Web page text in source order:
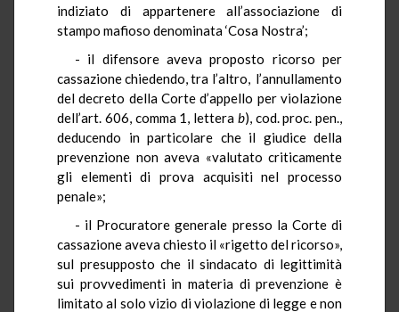
indiziato di appartenere all’associazione di
stampo mafioso denominata ‘Cosa Nostra’;
- il difensore aveva proposto ricorso per
cassazione chiedendo, tra l’altro, l’annullamento
del decreto della Corte d’appello per violazione
dell’art. 606, comma 1, lettera b), cod. proc. pen.,
deducendo in particolare che il giudice della
prevenzione non aveva «valutato criticamente
gli elementi di prova acquisiti nel processo
penale»;
- il Procuratore generale presso la Corte di
cassazione aveva chiesto il «rigetto del ricorso»,
sul presupposto che il sindacato di legittimità
sui provvedimenti in materia di prevenzione è
limitato al solo vizio di violazione di legge e non